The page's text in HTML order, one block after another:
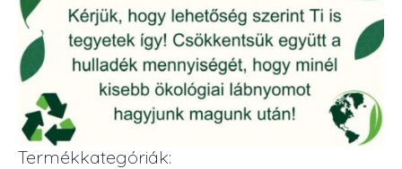
Termékkategóriák: